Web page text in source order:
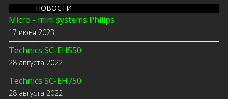
НОВОСТИ
Micro - mini systems Philips
17 июня 2023
Technics SC-EH550
28 августа 2022
Technics SC-EH750
28 августа 2022